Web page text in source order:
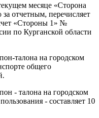
месяце «Сторона
отчетным, перечисляет
«Стороны 1» №
по Курганской области
талона на городском
общего
- талона на городском
- составляет 10